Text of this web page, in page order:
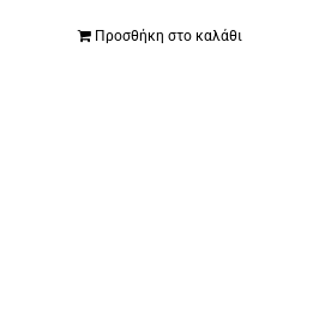
Προσθήκη στο καλάθι